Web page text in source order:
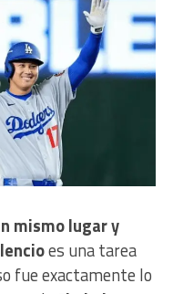
mismo lugar y
es una tarea
fue exactamente lo